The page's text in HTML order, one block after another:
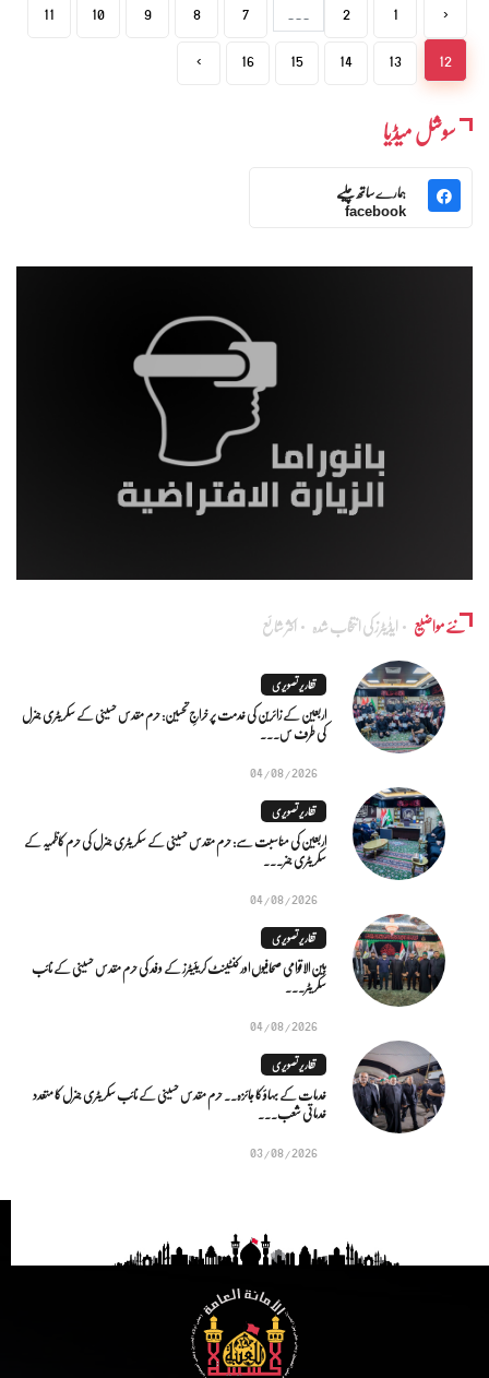
‹
1
2
...
7
8
9
10
11
12
13
14
15
16
›
سوشل میڈیا
ہمارے ساتھ چلیے
facebook
نئے مواضیع ایڈٰیٹرز کی انتخاب شدہ اکثر شائع
تقاریر تصویری
اربعین کے زائرین کی خدمت پر خراجِ تحسین: حرم مقدس حسینی کے سکریٹری جنرل
کی طرف س...
04/08/2026
تقاریر تصویری
اربعین کی مناسبت سے: حرم مقدس حسینی کے سکریٹری جنرل کی حرم کاظمیہ کے
سکریٹری جنر...
04/08/2026
تقاریر تصویری
بین الاقوامی صحافیوں اور کنٹینٹ کریئیٹرز کے وفد کی حرم مقدس حسینی کے نائب
سکریٹر...
04/08/2026
تقاریر تصویری
خدمات کے بہاؤ کا جائزہ.. حرم مقدس حسینی کے نائب سکریٹری جنرل کا متعدد
خدماتی شعب...
03/08/2026